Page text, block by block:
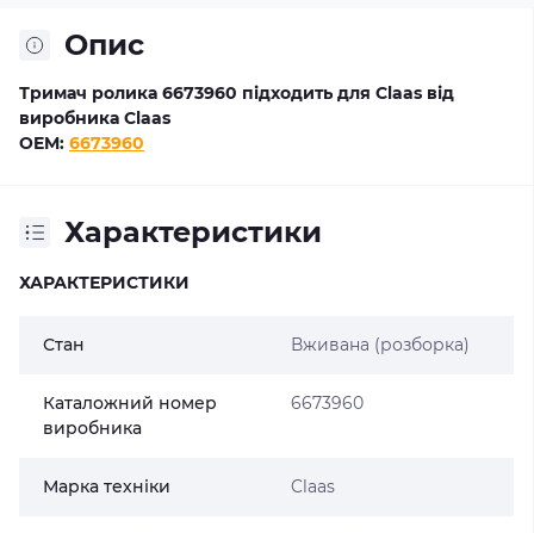
Опис
Тримач ролика 6673960 підходить для Claas від
виробника Claas
OEM: 6673960
Характеристики
ХАРАКТЕРИСТИКИ
Стан Вживана (розборка)
Каталожний номер
виробника
6673960
Марка техніки Claas